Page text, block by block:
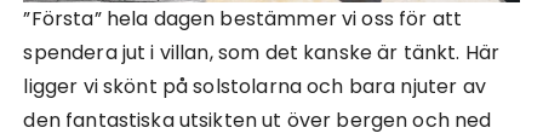
”Första” hela dagen bestämmer vi oss för att
spendera jut i villan, som det kanske är tänkt. Här
ligger vi skönt på solstolarna och bara njuter av
den fantastiska utsikten ut över bergen och ned